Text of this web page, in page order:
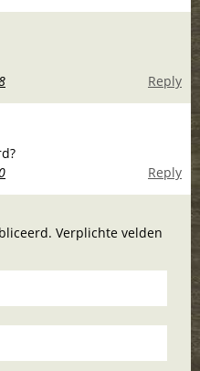
Reply
Reply
Verplichte velden